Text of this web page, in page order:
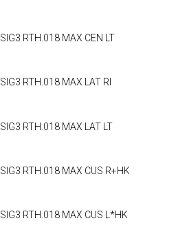
SIG3 RTH.018 MAX CEN LT
SIG3 RTH.018 MAX LAT RI
SIG3 RTH.018 MAX LAT LT
SIG3 RTH.018 MAX CUS R+HK
SIG3 RTH.018 MAX CUS L*HK